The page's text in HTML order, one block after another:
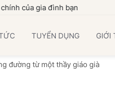
gia đình bạn
TUYỂN DỤNG GIỚI
đường từ một thầy giáo già